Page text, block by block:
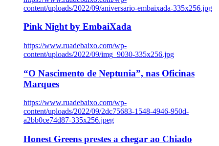
content/uploads/2022/09/aniversario-embaixada-335x256.jpg
Pink Night by EmbaiXada
https://www.ruadebaixo.com/wp-
content/uploads/2022/09/img_9030-335x256.jpg
“O Nascimento de Neptunia”, nas Oficinas
Marques
https://www.ruadebaixo.com/wp-
content/uploads/2022/09/2dc75683-1548-4946-950d-
a2bb0ce74d87-335x256.jpeg
Honest Greens prestes a chegar ao Chiado